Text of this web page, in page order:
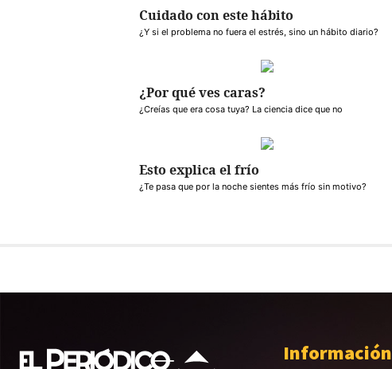
Cuidado con este hábito
¿Y si el problema no fuera el estrés, sino un hábito diario?
¿Por qué ves caras?
¿Creías que era cosa tuya? La ciencia dice que no
Esto explica el frío
¿Te pasa que por la noche sientes más frío sin motivo?
Información